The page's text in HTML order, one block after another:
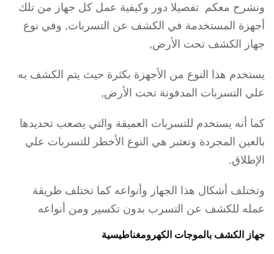
ونشرح معكم تفصيلا دور وكيفية عمل كل جهاز من تلك
أجهزة المستخدمة في الكشف عن التسربات, وفي نوع
جهاز الكشف تحت الأرض,
يستخدم هذا النوع من الأجهزة بكثرة حيث يتم الكشف به
علي التسربات المدفونة تحت الأرض,
كما أنه يستخدم للتسربات العميقة والتي يصعب تحديدها
بالعين المجردة وتعتبر هي النوع الأخطر للتسربات علي
الإطلاق.
وتختلف أشكال هذا الجهاز وأنواعه كما تختلف طريقة
عمله للكشف عن التسرب بدون تكسير ومن أنواعه
جهاز الكشف بالموجات الكهرومغناطيسية